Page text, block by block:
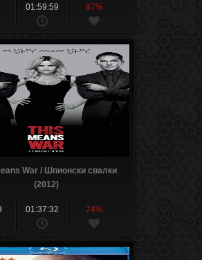
01:59:59 87%
War / Шпионски свалки
(2012)
01:37:32 74%